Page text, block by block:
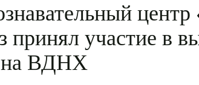
принял участие в
на ВДНХ